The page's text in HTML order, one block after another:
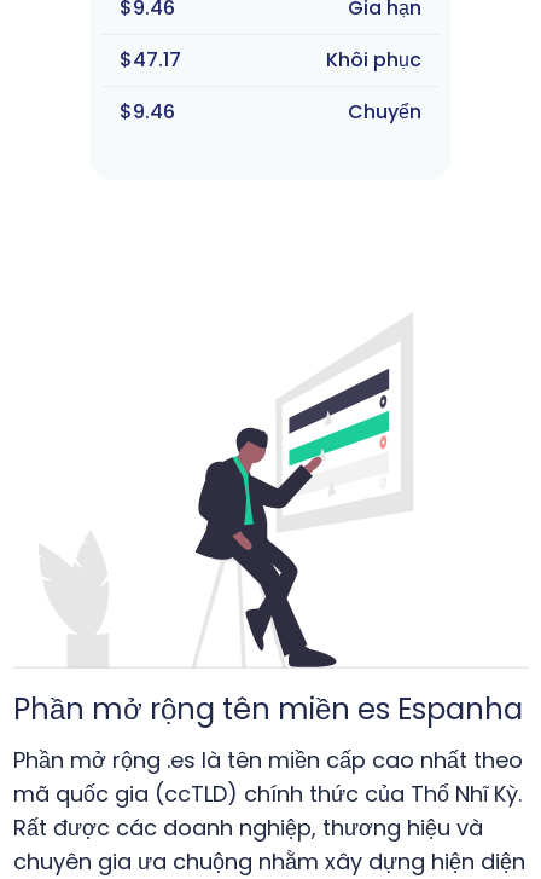
$9.46
Gia hạn
$47.17
Khôi phục
$9.46
Chuyển
Phần mở rộng tên miền es Espanha
Phần mở rộng .es là tên miền cấp cao nhất theo
mã quốc gia (ccTLD) chính thức của Thổ Nhĩ Kỳ.
Rất được các doanh nghiệp, thương hiệu và
chuyên gia ưa chuộng nhằm xây dựng hiện diện